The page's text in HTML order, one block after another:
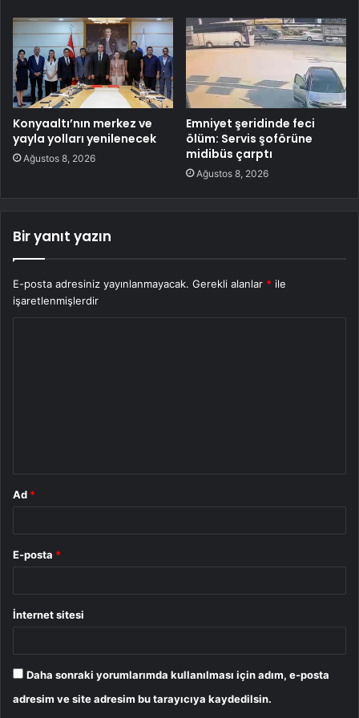
Konyaaltı’nın merkez ve
yayla yolları yenilenecek
Ağustos 8, 2026
Emniyet şeridinde feci
ölüm: Servis şoförüne
midibüs çarptı
Ağustos 8, 2026
Bir yanıt yazın
E-posta adresiniz yayınlanmayacak. Gerekli alanlar * ile
işaretlenmişlerdir
Ad *
E-posta *
İnternet sitesi
Daha sonraki yorumlarımda kullanılması için adım, e-posta
adresim ve site adresim bu tarayıcıya kaydedilsin.